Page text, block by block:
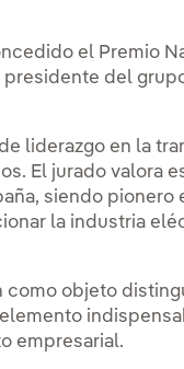
el Premio
presidente del
liderazgo en la
El jurado valora
siendo pionero
la industria
como objeto
empresarial.